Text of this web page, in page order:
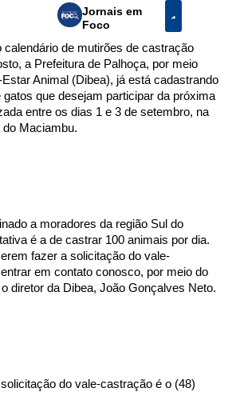
Jornais em
Foco
calendário de mutirões de castração
a Prefeitura de Palhoça, por meio
Animal (Dibea), já está cadastrando
que desejam participar da próxima
entre os dias 1 e 3 de setembro, na
Maciambu.
a moradores da região Sul do
é a de castrar 100 animais por dia.
fazer a solicitação do vale-
em contato conosco, por meio do
diretor da Dibea, João Gonçalves Neto.
do vale-castração é o (48)